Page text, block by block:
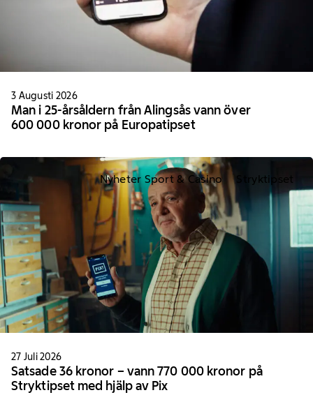
3 Augusti 2026
Man i 25-årsåldern från Alingsås vann över
600 000 kronor på Europatipset
Nyheter Sport & Casino Stryktipset
27 Juli 2026
Satsade 36 kronor – vann 770 000 kronor på
Stryktipset med hjälp av Pix